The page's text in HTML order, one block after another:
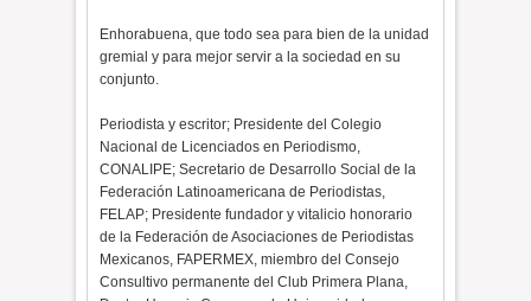
Enhorabuena, que todo sea para bien de la unidad
gremial y para mejor servir a la sociedad en su
conjunto.
Periodista y escritor; Presidente del Colegio
Nacional de Licenciados en Periodismo,
CONALIPE; Secretario de Desarrollo Social de la
Federación Latinoamericana de Periodistas,
FELAP; Presidente fundador y vitalicio honorario
de la Federación de Asociaciones de Periodistas
Mexicanos, FAPERMEX, miembro del Consejo
Consultivo permanente del Club Primera Plana,